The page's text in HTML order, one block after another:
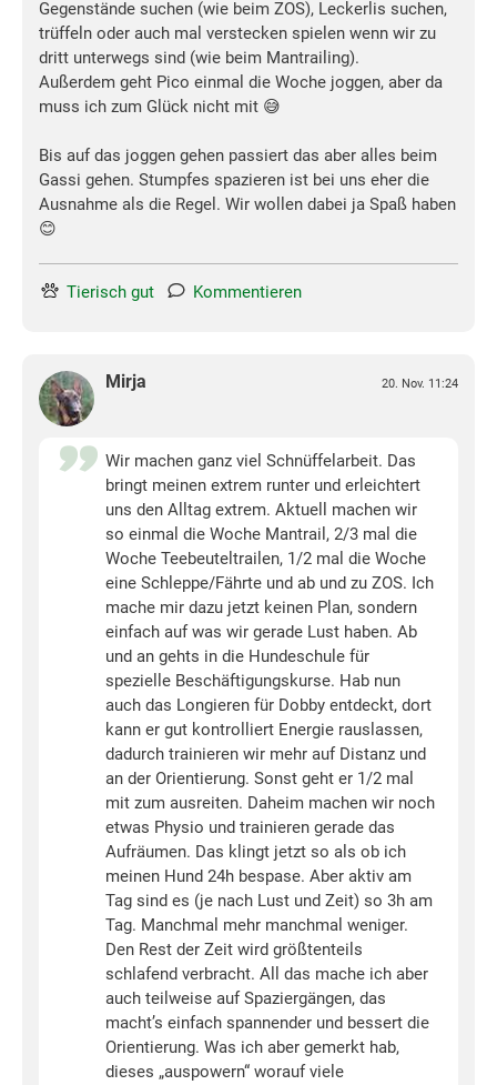
Gegenstände suchen (wie beim ZOS), Leckerlis suchen,
trüffeln oder auch mal verstecken spielen wenn wir zu
dritt unterwegs sind (wie beim Mantrailing).
Außerdem geht Pico einmal die Woche joggen, aber da
muss ich zum Glück nicht mit 😅
Bis auf das joggen gehen passiert das aber alles beim
Gassi gehen. Stumpfes spazieren ist bei uns eher die
Ausnahme als die Regel. Wir wollen dabei ja Spaß haben
😊
Tierisch gut Kommentieren
Mirja 20. Nov. 11:24
Wir machen ganz viel Schnüffelarbeit. Das
bringt meinen extrem runter und erleichtert
uns den Alltag extrem. Aktuell machen wir
so einmal die Woche Mantrail, 2/3 mal die
Woche Teebeuteltrailen, 1/2 mal die Woche
eine Schleppe/Fährte und ab und zu ZOS. Ich
mache mir dazu jetzt keinen Plan, sondern
einfach auf was wir gerade Lust haben. Ab
und an gehts in die Hundeschule für
spezielle Beschäftigungskurse. Hab nun
auch das Longieren für Dobby entdeckt, dort
kann er gut kontrolliert Energie rauslassen,
dadurch trainieren wir mehr auf Distanz und
an der Orientierung. Sonst geht er 1/2 mal
mit zum ausreiten. Daheim machen wir noch
etwas Physio und trainieren gerade das
Aufräumen. Das klingt jetzt so als ob ich
meinen Hund 24h bespase. Aber aktiv am
Tag sind es (je nach Lust und Zeit) so 3h am
Tag. Manchmal mehr manchmal weniger.
Den Rest der Zeit wird größtenteils
schlafend verbracht. All das mache ich aber
auch teilweise auf Spaziergängen, das
macht’s einfach spannender und bessert die
Orientierung. Was ich aber gemerkt hab,
dieses „auspowern“ worauf viele